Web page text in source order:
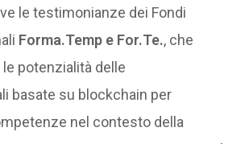
le testimonianze dei Fondi
Forma.Temp e For.Te., che
potenzialità delle
basate su blockchain per
nel contesto della